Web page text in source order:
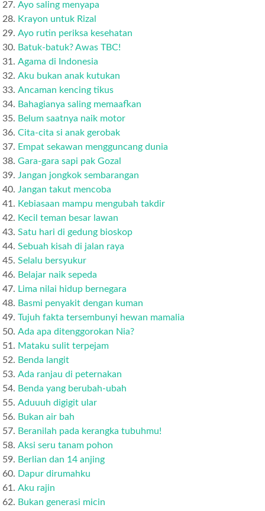
Ayo saling menyapa
Krayon untuk Rizal
Ayo rutin periksa kesehatan
Batuk-batuk? Awas TBC!
Agama di Indonesia
Aku bukan anak kutukan
Ancaman kencing tikus
Bahagianya saling memaafkan
Belum saatnya naik motor
Cita-cita si anak gerobak
Empat sekawan mengguncang dunia
Gara-gara sapi pak Gozal
Jangan jongkok sembarangan
Jangan takut mencoba
Kebiasaan mampu mengubah takdir
Kecil teman besar lawan
Satu hari di gedung bioskop
Sebuah kisah di jalan raya
Selalu bersyukur
Belajar naik sepeda
Lima nilai hidup bernegara
Basmi penyakit dengan kuman
Tujuh fakta tersembunyi hewan mamalia
Ada apa ditenggorokan Nia?
Mataku sulit terpejam
Benda langit
Ada ranjau di peternakan
Benda yang berubah-ubah
Aduuuh digigit ular
Bukan air bah
Beranilah pada kerangka tubuhmu!
Aksi seru tanam pohon
Berlian dan 14 anjing
Dapur dirumahku
Aku rajin
Bukan generasi micin